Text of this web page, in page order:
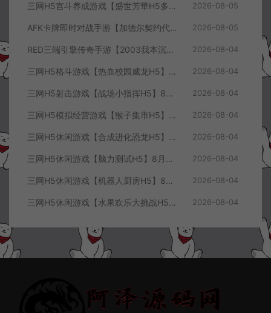
三网H5宫斗养成游戏【盛世芳華H5多区跨服代金券内购优化版】8月最新整理Linux手工服务端+CDK授权后台+全资源安卓+详细搭建教程+视频教程 2026-08-05
AFK卡牌即时对战手游【加德尔契约代金券内购修复版】8月最新整理Linux手工服务端+前后端全套源码+CDK授权后台+安卓苹果双端+详细搭建教程+视频教程 2026-08-05
RED三端引擎传奇手游【2003我本沉默三职业】8月最新整理Win一键服务端+PC安卓+详细搭建教程 2026-08-04
三网H5格斗游戏【热血校园威龙H5】8月最新整理Linux手工服务端+Win一键服务端+解压即玩+简易安卓客户端+详细搭建教程 2026-08-04
三网H5射击游戏【战场小指挥H5】8月最新整理Linux手工服务端+Win一键服务端+解压即玩+简易安卓客户端+详细搭建教程 2026-08-04
三网H5模拟经营游戏【猴子集市H5】8月最新整理Linux手工服务端+Win一键服务端+解压即玩+简易安卓客户端+详细搭建教程 2026-08-04
三网H5休闲游戏【合成进化恐龙H5】8月最新整理Linux手工服务端+Win一键服务端+解压即玩+简易安卓客户端+详细搭建教程 2026-08-04
三网H5休闲游戏【脑力测试H5】8月最新整理Linux手工服务端+Win一键服务端+解压即玩+简易安卓客户端+详细搭建教程 2026-08-04
三网H5休闲游戏【机器人厨房H5】8月最新整理Linux手工服务端+Win一键服务端+解压即玩+简易安卓客户端+详细搭建教程 2026-08-04
三网H5休闲游戏【水果欢乐大挑战H5】8月最新整理Linux手工服务端+Win一键服务端+解压即玩+简易安卓客户端+详细搭建教程 2026-08-04